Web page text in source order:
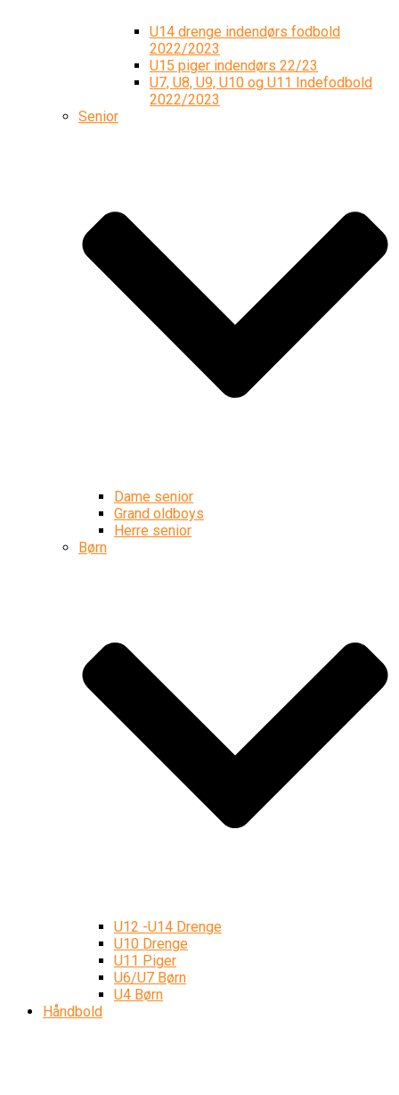
U14 drenge indendørs fodbold
2022/2023
U15 piger indendørs 22/23
U7, U8, U9, U10 og U11 Indefodbold
2022/2023
Senior
Dame senior
Grand oldboys
Herre senior
Børn
U12 -U14 Drenge
U10 Drenge
U11 Piger
U6/U7 Børn
U4 Børn
Håndbold